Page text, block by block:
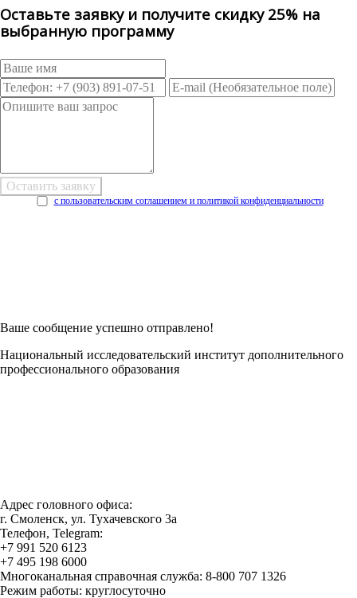
Оставьте заявку и получите скидку 25% на
выбранную программу
с пользовательским соглашением и политикой конфиденциальности
Ваше сообщение успешно отправлено!
Национальный исследовательский институт дополнительного
профессионального образования
Адрес головного офиса:
г. Смоленск, ул. Тухачевского 3а
Телефон, Telegram:
+7 991 520 6123
+7 495 198 6000
Многоканальная справочная служба: 8-800 707 1326
Режим работы: круглосуточно